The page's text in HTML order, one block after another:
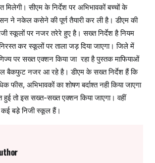
मिलेगी। सीएम के निर्देश पर अभिभावकों बच्चों के
ने नकेल कसेने की पूर्ण तैयारी कर ली है। डीएम की
स्कूलों पर नजर तरेरे हुए है। सख्त निर्देश है नियम
कर स्कूलों पर ताला जड़ दिया जाएगा। जिले में
पर सख्त एक्शन किया जा रहा है पुस्तक माफियाओं
बैकफुट नजर आ रहे है। डीएम के सख्त निर्देश हैं कि
फीस, अभिभावकों का शोषण बर्दाश्त नही किया जाएगा
हुई तो इस सख्त-सख्त एक्शन किया जाएगा। वहीं
बडे़ निजी स्कूल हैं।